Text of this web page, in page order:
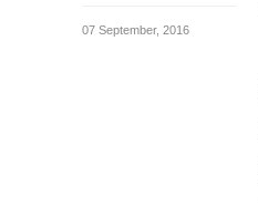
07 September, 2016